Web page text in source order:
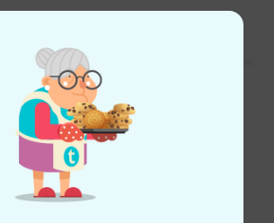
Alle Bewertungen lesen
Schon gewusst?